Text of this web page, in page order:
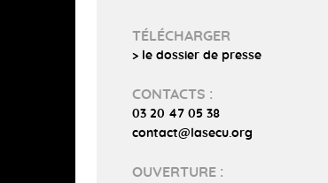
TÉLÉCHARGER
> le dossier de presse
CONTACTS :
03 20 47 05 38
contact@lasecu.org
OUVERTURE :